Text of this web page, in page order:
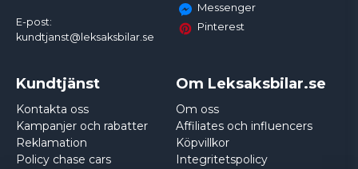
E-post:
kundtjanst@leksaksbilar.se
Messenger
Pinterest
Kundtjänst
Kontakta oss
Kampanjer och rabatter
Reklamation
Policy chase cars
Om Leksaksbilar.se
Om oss
Affiliates och influencers
Köpvillkor
Integritetspolicy